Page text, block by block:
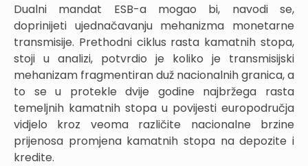
Dualni mandat ESB-a mogao bi, navodi se,
doprinijeti ujednačavanju mehanizma monetarne
transmisije. Prethodni ciklus rasta kamatnih stopa,
stoji u analizi, potvrdio je koliko je transmisijski
mehanizam fragmentiran duž nacionalnih granica, a
to se u protekle dvije godine najbržega rasta
temeljnih kamatnih stopa u povijesti europodručja
vidjelo kroz veoma različite nacionalne brzine
prijenosa promjena kamatnih stopa na depozite i
kredite.